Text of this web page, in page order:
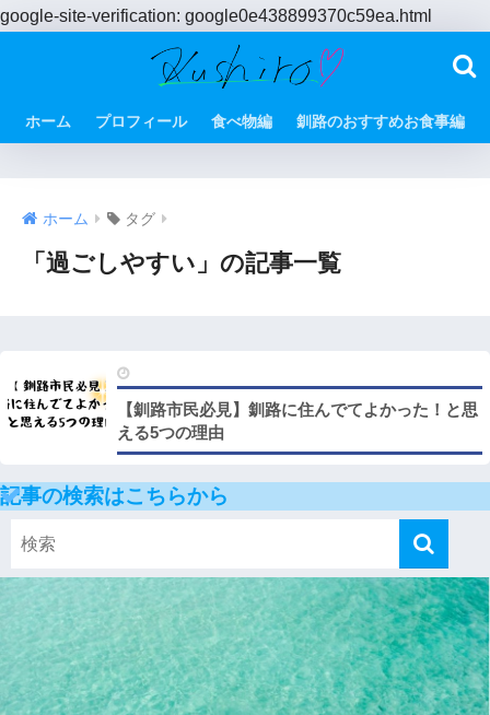
google-site-verification: google0e438899370c59ea.html
ホーム プロフィール 食べ物編 釧路のおすすめお食事編
ホーム タグ
「過ごしやすい」の記事一覧
【釧路市民必見】釧路に住んでてよかった！と思
える5つの理由
記事の検索はこちらから